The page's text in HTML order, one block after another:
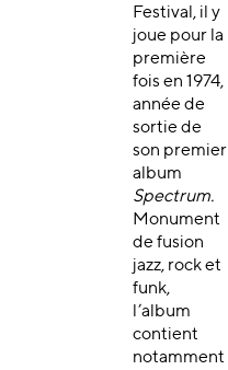
Festival, il y
joue pour la
première
fois en 1974,
année de
sortie de
son premier
album
Spectrum.
Monument
de fusion
jazz, rock et
funk,
l’album
contient
notamment